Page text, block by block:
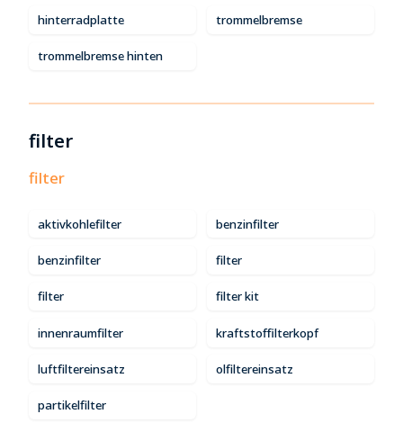
hinterradplatte trommelbremse
trommelbremse hinten
filter
filter
aktivkohlefilter benzinfilter
benzinfilter filter
filter filter kit
innenraumfilter kraftstoffilterkopf
luftfiltereinsatz olfiltereinsatz
partikelfilter